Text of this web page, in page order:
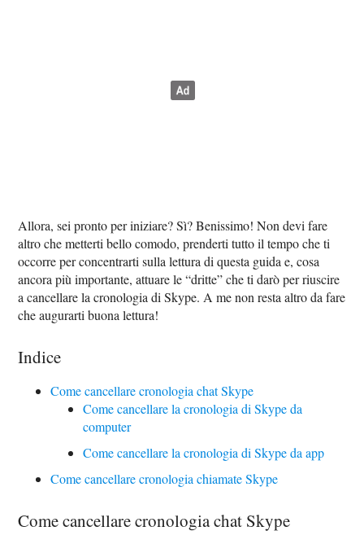
Allora, sei pronto per iniziare? Sì? Benissimo! Non devi fare
altro che metterti bello comodo, prenderti tutto il tempo che ti
occorre per concentrarti sulla lettura di questa guida e, cosa
ancora più importante, attuare le “dritte” che ti darò per riuscire
a cancellare la cronologia di Skype. A me non resta altro da fare
che augurarti buona lettura!
Indice
Come cancellare cronologia chat Skype
Come cancellare la cronologia di Skype da
computer
Come cancellare la cronologia di Skype da app
Come cancellare cronologia chiamate Skype
Come cancellare cronologia chat Skype